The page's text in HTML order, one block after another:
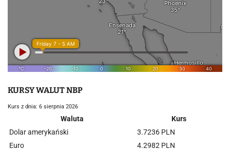
KURSY WALUT NBP
Kurs z dnia: 6 sierpnia 2026
Waluta
Kurs
Dolar amerykański
3.7236 PLN
Euro
4.2982 PLN